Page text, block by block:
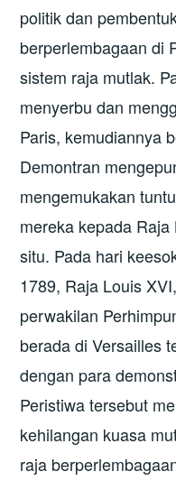
politik dan
berperlembagaan di
sistem raja mutlak.
menyerbu dan
Paris, kemudiannya
Demontran
mengemukakan
mereka kepada
situ. Pada hari
1789, Raja Louis
perwakilan
berada di Versailles
dengan para
Peristiwa tersebut
kehilangan kuasa
raja